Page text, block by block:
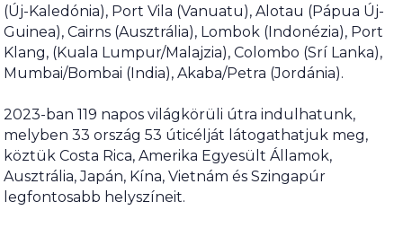
(Új-Kaledónia), Port Vila (Vanuatu), Alotau (Pápua Új-
Guinea), Cairns (Ausztrália), Lombok (Indonézia), Port
Klang, (Kuala Lumpur/Malajzia), Colombo (Srí Lanka),
Mumbai/Bombai (India), Akaba/Petra (Jordánia).
2023-ban 119 napos világkörüli útra indulhatunk,
melyben 33 ország 53 úticélját látogathatjuk meg,
köztük Costa Rica, Amerika Egyesült Államok,
Ausztrália, Japán, Kína, Vietnám és Szingapúr
legfontosabb helyszíneit.